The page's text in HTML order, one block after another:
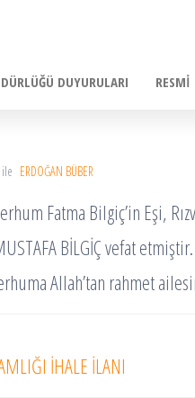
DUYURULARI
ile ERDOĞAN BÜBER
Fatma Bilgiç’in Eşi,
BİLGİÇ vefat
Allah’tan rahmet
İHALE İLANI